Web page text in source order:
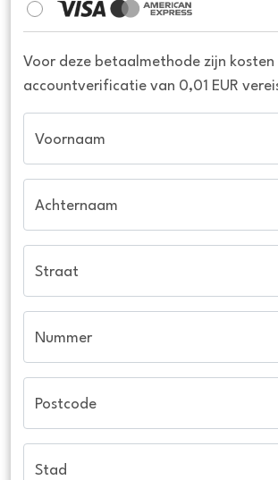
Voor deze betaalmethode zijn
accountverificatie van 0,01 EUR
Voornaam
Achternaam
Straat
Nummer
Postcode
Stad